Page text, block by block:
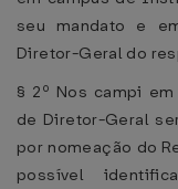
seu mandato e
Diretor-Geral do
§ 2º Nos campi
de Diretor-Geral
por nomeação do
possível